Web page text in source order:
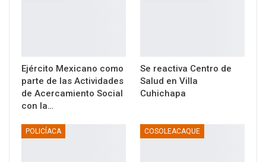
Ejército Mexicano como
parte de las Actividades
de Acercamiento Social
con la…
Se reactiva Centro de
Salud en Villa
Cuhichapa
POLICÍACA COSOLEACAQUE